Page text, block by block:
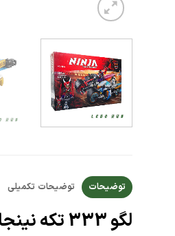
توضیحات توضیحات تکمیلی
لگو 333 تکه نینجاگو مدل مسابقه خیابانی – Street Race of Snake Jaguar کد 10802